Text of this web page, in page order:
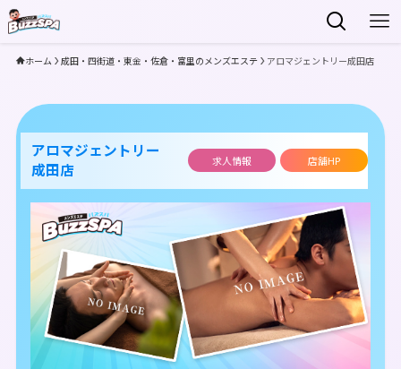
ホーム 成田・四街道・東金・佐倉・富里のメンズエステ アロマジェントリー成田店
アロマジェントリー
成田店
求人情報 店舗HP